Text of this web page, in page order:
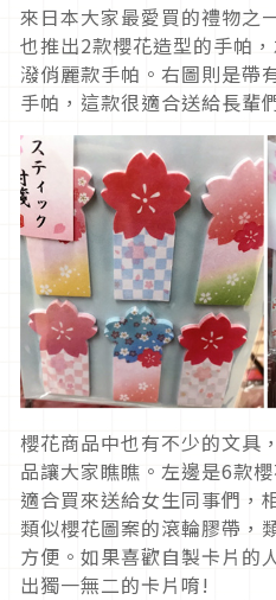
來日本大家最愛買的禮物之
也推出2款櫻花造型的手帕
潑俏麗款手帕。右圖則是帶
手帕，這款很適合送給長輩
櫻花商品中也有不少的文具
品讓大家瞧瞧。左邊是6款
適合買來送給女生同事們，
類似櫻花圖案的滾輪膠帶，
方便。如果喜歡自製卡片的
出獨一無二的卡片唷!